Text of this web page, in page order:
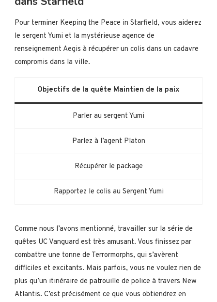
Pour terminer Keeping the Peace in Starfield, vous aiderez
le sergent Yumi et la mystérieuse agence de
renseignement Aegis à récupérer un colis dans un cadavre
compromis dans la ville.
Objectifs de la quête Maintien de la paix
Parler au sergent Yumi
Parlez à l’agent Platon
Récupérer le package
Rapportez le colis au Sergent Yumi
Comme nous l’avons mentionné, travailler sur la série de
quêtes UC Vanguard est très amusant. Vous finissez par
combattre une tonne de Terrormorphs, qui s’avèrent
difficiles et excitants. Mais parfois, vous ne voulez rien de
plus qu’un itinéraire de patrouille de police à travers New
Atlantis. C’est précisément ce que vous obtiendrez en